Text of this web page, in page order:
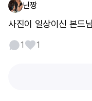
닌짱
사진이 일상이신 본드
1 1